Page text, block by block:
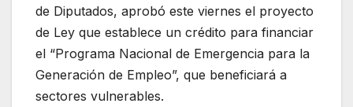
de Diputados, aprobó este viernes el proyecto
de Ley que establece un crédito para financiar
el “Programa Nacional de Emergencia para la
Generación de Empleo”, que beneficiará a
sectores vulnerables.